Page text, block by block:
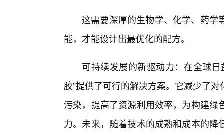
这需要深厚的生物学、化学、药学
能，才能设计出最优化的配方。
可持续发展的新驱动力：在全球
胶”提供了可行的解决方案。它减少了
污染，提高了资源利用效率，为构建
力。未来，随着技术的成熟和成本的